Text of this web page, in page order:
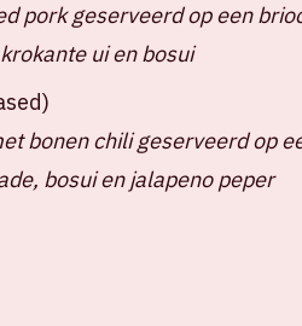
pork geserveerd op een
ui en bosui
bonen chili geserveerd op
bosui en jalapeno peper